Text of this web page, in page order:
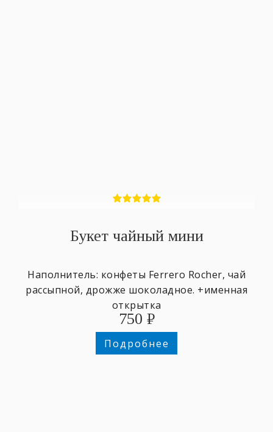
Букет чайный мини
Наполнитель: конфеты Ferrero Rocher, чай
рассыпной, дрожже шоколадное. +именная
открытка
750 ₽
Подробнее